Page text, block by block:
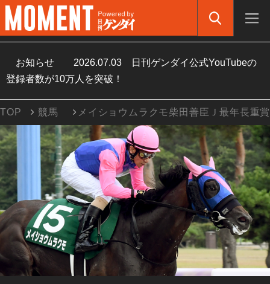
お知らせ 2026.07.03
日刊ゲンダイ公式YouTubeの
登録者数が10万人を突破！
TOP 競馬 メイショウムラクモ柴田善臣Ｊ最年長重